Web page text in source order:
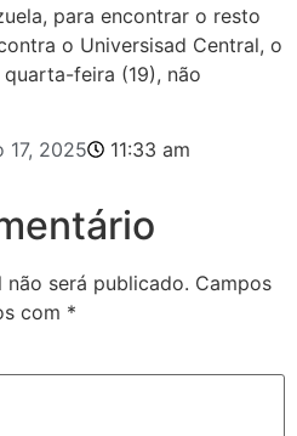
para encontrar o resto
o Universisad Central, o
feira (19), não
17, 2025
11:33 am
não será publicado. Campos
com *